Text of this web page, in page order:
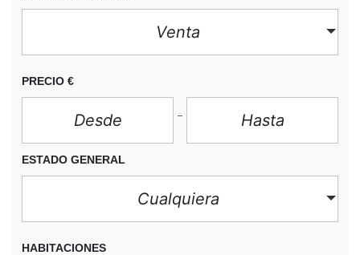
Venta
PRECIO €
ESTADO GENERAL
Cualquiera
HABITACIONES